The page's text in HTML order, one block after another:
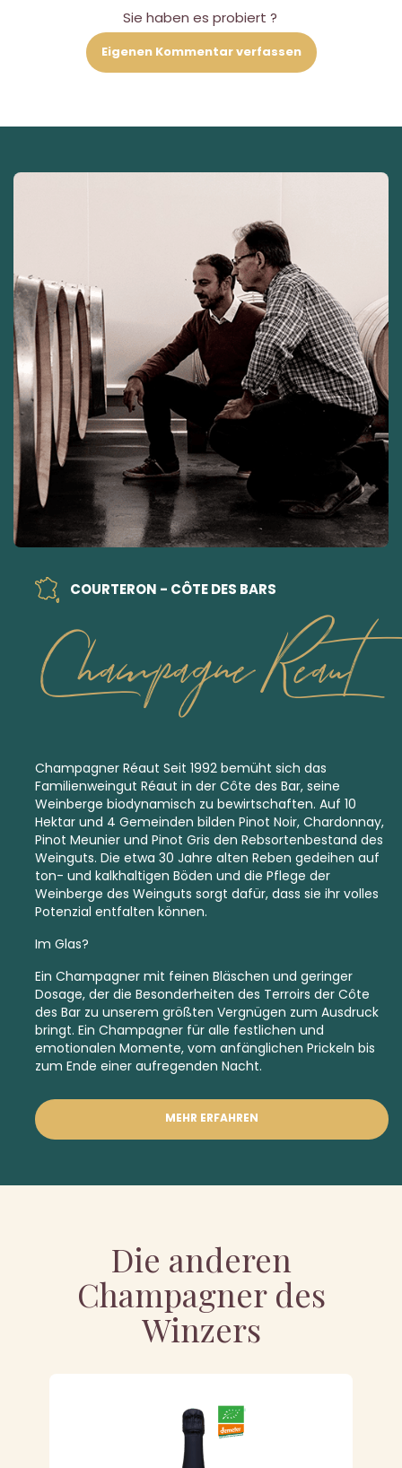
Sie haben es probiert ?
Eigenen Kommentar verfassen
COURTERON - CÔTE DES BARS
Champagne Reaut
Champagner Réaut Seit 1992 bemüht sich das
Familienweingut Réaut in der Côte des Bar, seine
Weinberge biodynamisch zu bewirtschaften. Auf 10
Hektar und 4 Gemeinden bilden Pinot Noir, Chardonnay,
Pinot Meunier und Pinot Gris den Rebsortenbestand des
Weinguts. Die etwa 30 Jahre alten Reben gedeihen auf
ton- und kalkhaltigen Böden und die Pflege der
Weinberge des Weinguts sorgt dafür, dass sie ihr volles
Potenzial entfalten können.
Im Glas?
Ein Champagner mit feinen Bläschen und geringer
Dosage, der die Besonderheiten des Terroirs der Côte
des Bar zu unserem größten Vergnügen zum Ausdruck
bringt. Ein Champagner für alle festlichen und
emotionalen Momente, vom anfänglichen Prickeln bis
zum Ende einer aufregenden Nacht.
MEHR ERFAHREN
Die anderen
Champagner des
Winzers